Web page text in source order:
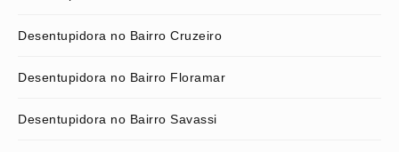
Desentupidora no Bairro Cruzeiro
Desentupidora no Bairro Floramar
Desentupidora no Bairro Savassi